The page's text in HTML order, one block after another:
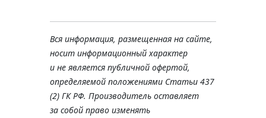
Вся информация, размещенная на сайте,
носит информационный характер
и не является публичной офертой,
определяемой положениями Статьи 437
(2) ГК РФ. Производитель оставляет
за собой право изменять